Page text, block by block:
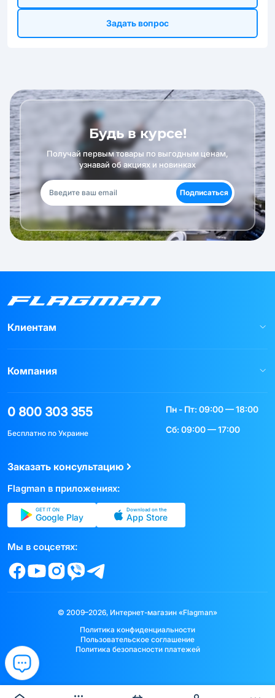
Задать вопрос
Будь в курсе!
Получай первым товары по выгодным ценам,
узнавай об акциях и новинках
Подписаться
Клиентам
Компания
0 800 303 355
Бесплатно по Украине
Пн - Пт: 09:00 — 18:00
Сб: 09:00 — 17:00
Заказать консультацию
Flagman в приложениях:
GET IT ON
Google Play
Download on the
App Store
Мы в соцсетях:
© 2009–2026, Интернет-магазин «Flagman»
Политика конфиденциальности
Пользовательское соглашение
Политика безопасности платежей